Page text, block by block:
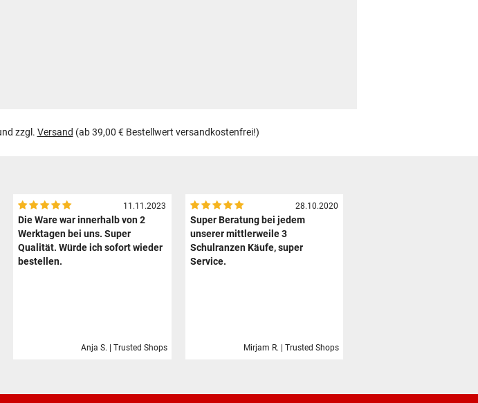
zzgl. Versand (ab 39,00 € Bestellwert versandkostenfrei!)
11.11.2023
Die Ware war innerhalb von 2
Werktagen bei uns. Super
Qualität. Würde ich sofort wieder
bestellen.
Anja S. | Trusted Shops
28.10.2020
Super Beratung bei jedem
unserer mittlerweile 3
Schulranzen Käufe, super
Service.
Mirjam R. | Trusted Shops